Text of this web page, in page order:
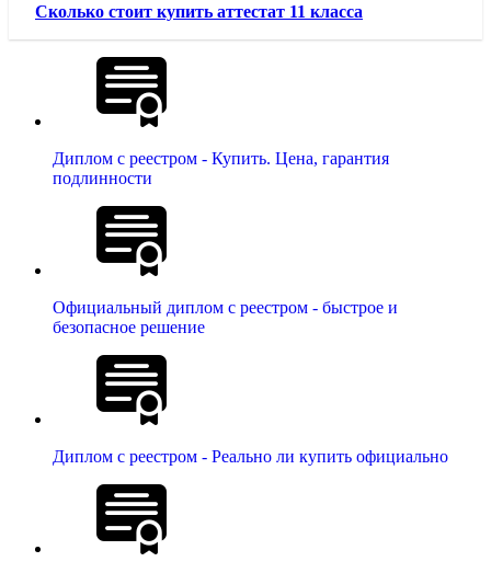
Сколько стоит купить аттестат 11 класса
Диплом с реестром - Купить. Цена, гарантия
подлинности
Официальный диплом с реестром - быстрое и
безопасное решение
Диплом с реестром - Реально ли купить официально